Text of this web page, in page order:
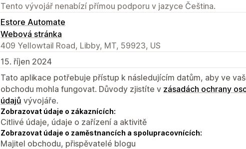
Tento vývojář nenabízí přímou podporu v jazyce Čeština.
Estore Automate
Webová stránka
409 Yellowtail Road, Libby, MT, 59923, US
15. říjen 2024
Tato aplikace potřebuje přístup k následujícím datům, aby ve
obchodu mohla fungovat. Důvody zjistíte v zásadách ochrany
údajů vývojáře.
Zobrazovat údaje o zákaznících:
Citlivé údaje, údaje o zařízení a aktivitě
Zobrazovat údaje o zaměstnancích a spolupracovnících:
Majitel obchodu, přispěvatelé blogu